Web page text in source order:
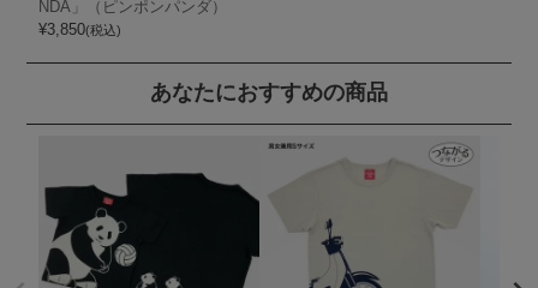
NDA」（ピンポンパンダ）
¥3,850(税込)
あなたにおすすめの商品